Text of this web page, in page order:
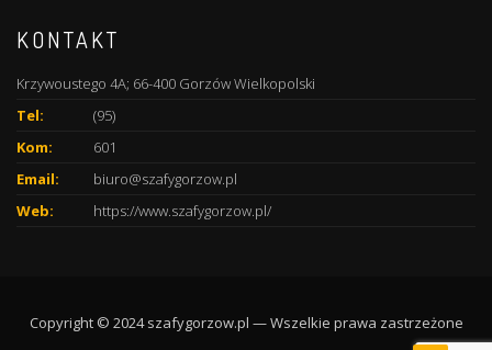
KONTAKT
Krzywoustego 4A; 66-400 Gorzów Wielkopolski
Tel:
(95)
Kom:
601
Email:
biuro@szafygorzow.pl
Web:
https://www.szafygorzow.pl/
Copyright © 2024 szafygorzow.pl — Wszelkie prawa zastrzeżone